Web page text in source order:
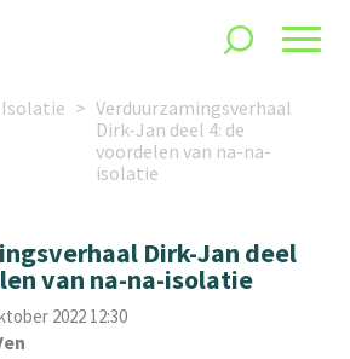
Isolatie
Verduurzamingsverhaal
Dirk-Jan deel 4: de
voordelen van na-na-
isolatie
Dirk-Jan deel
van na-na-isolatie
2022 12:30